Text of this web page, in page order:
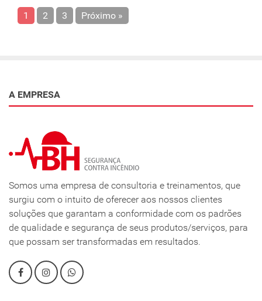
1 2 3 Próximo »
A EMPRESA
Somos uma empresa de consultoria e treinamentos, que
surgiu com o intuito de oferecer aos nossos clientes
soluções que garantam a conformidade com os padrões
de qualidade e segurança de seus produtos/serviços, para
que possam ser transformadas em resultados.